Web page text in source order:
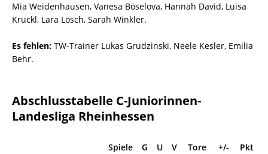
Mia Weidenhausen, Vanesa Böselova, Hannah David, Luisa
Krückl, Lara Lösch, Sarah Winkler.
Es fehlen: TW-Trainer Lukas Grudzinski, Neele Kesler, Emilia
Behr.
Abschlusstabelle C-Juniorinnen-
Landesliga Rheinhessen
Spiele G U V Tore +/- Pkt